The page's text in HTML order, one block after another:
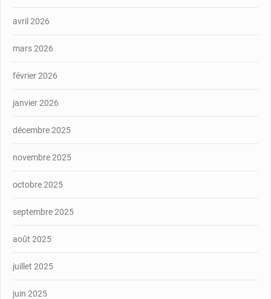
avril 2026
mars 2026
février 2026
janvier 2026
décembre 2025
novembre 2025
octobre 2025
septembre 2025
août 2025
juillet 2025
juin 2025